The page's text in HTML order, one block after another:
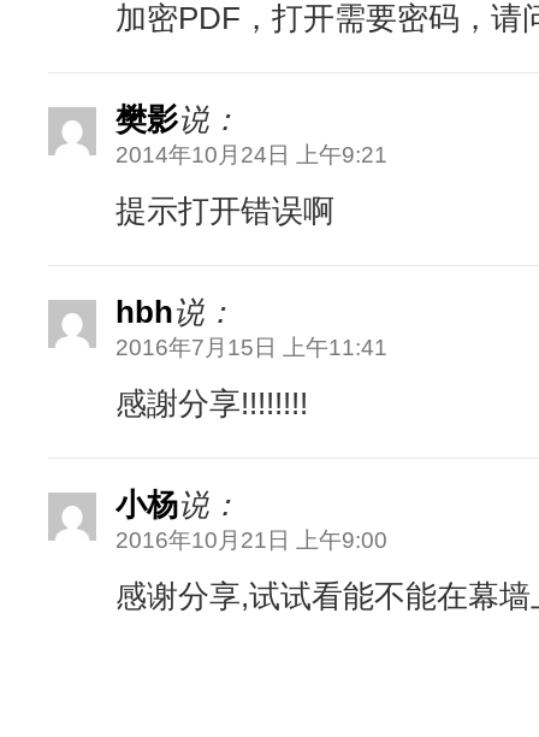
加密PDF，打开需要密码，请
樊影说：
2014年10月24日 上午9:21
提示打开错误啊
hbh说：
2016年7月15日 上午11:41
感謝分享!!!!!!!!
小杨说：
2016年10月21日 上午9:00
感谢分享,试试看能不能在幕墙